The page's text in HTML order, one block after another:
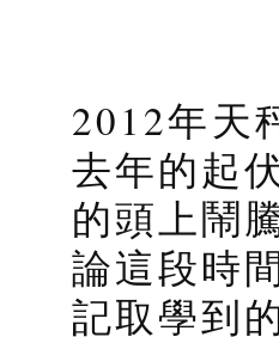
2012年天
去年的起
的頭上鬧
論這段時
記取學到